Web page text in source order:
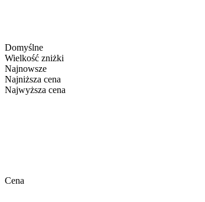
Domyślne
Wielkość zniżki
Najnowsze
Najniższa cena
Najwyższa cena
Cena